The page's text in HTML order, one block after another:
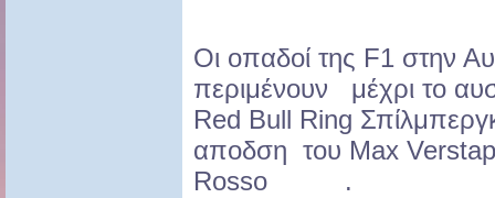
Οι οπαδοί της F1 στην
περιμένουν μέχρι το
Red Bull Ring
αποδση του Max
Rosso .